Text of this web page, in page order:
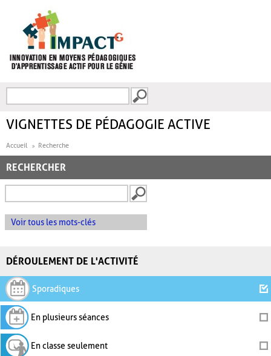
FORMULAIRE DE
VIGNETTES DE PÉDAGOGIE ACTIVE
Accueil Recherche
RECHERCHER
Voir tous les mots-clés
DÉROULEMENT DE L'ACTIVITÉ
Sporadiques
En plusieurs séances
En classe seulement